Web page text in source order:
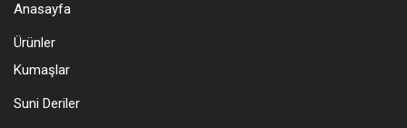
Anasayfa
Ürünler
Kumaşlar
Suni Deriler